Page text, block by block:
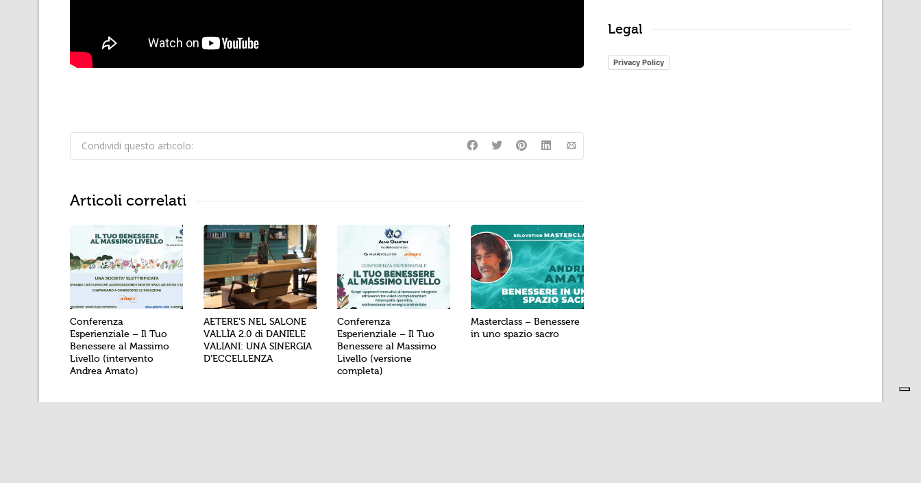
Condividi questo articolo:
Articoli correlati
Conferenza
Esperienziale – Il Tuo
Benessere al Massimo
Livello (intervento
Andrea Amato)
AETERE’S NEL SALONE
VALLÌA 2.0 di DANIELE
VALIANI: UNA SINERGIA
D’ECCELLENZA
Conferenza
Esperienziale – Il Tuo
Benessere al Massimo
Livello (versione
completa)
Masterclass – Benessere
in uno spazio sacro
Legal
Privacy Policy